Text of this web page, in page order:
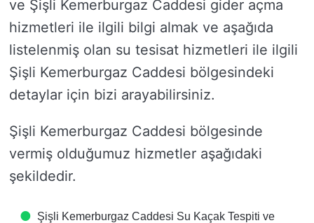
ve Şişli Kemerburgaz Caddesi gider açma
hizmetleri ile ilgili bilgi almak ve aşağıda
listelenmiş olan su tesisat hizmetleri ile ilgili
Şişli Kemerburgaz Caddesi bölgesindeki
detaylar için bizi arayabilirsiniz.
Şişli Kemerburgaz Caddesi bölgesinde
vermiş olduğumuz hizmetler aşağıdaki
şekildedir.
Şişli Kemerburgaz Caddesi Su Kaçak Tespiti ve